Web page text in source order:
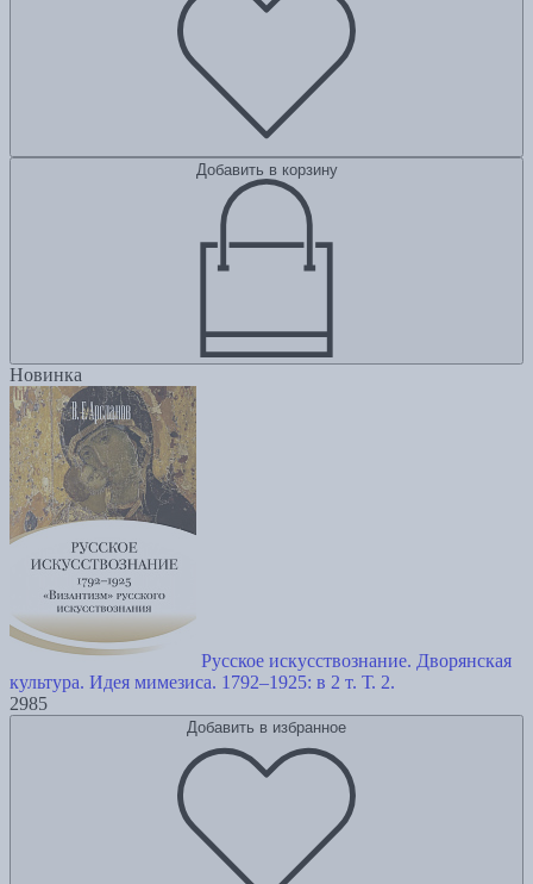
Добавить в корзину
Новинка
Русское искусствознание. Дворянская
культура. Идея мимезиса. 1792–1925: в 2 т. Т. 2.
2985
Добавить в избранное